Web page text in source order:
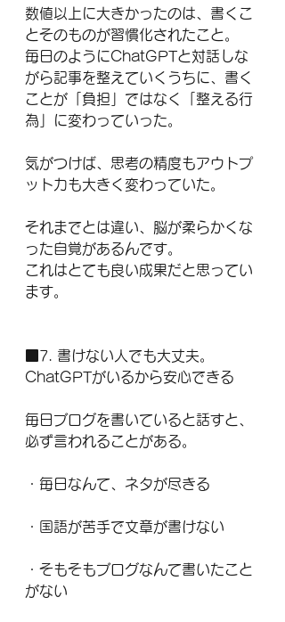
数値以上に大きかったのは、書くこ
とそのものが習慣化されたこと。
毎日のようにChatGPTと対話しな
がら記事を整えていくうちに、書く
ことが「負担」ではなく「整える行
為」に変わっていった。
気がつけば、思考の精度もアウトプ
ット力も大きく変わっていた。
それまでとは違い、脳が柔らかくな
った自覚があるんです。
これはとても良い成果だと思ってい
ます。
■7. 書けない人でも大丈夫。
ChatGPTがいるから安心できる
毎日ブログを書いていると話すと、
必ず言われることがある。
・毎日なんて、ネタが尽きる
・国語が苦手で文章が書けない
・そもそもブログなんて書いたこと
がない